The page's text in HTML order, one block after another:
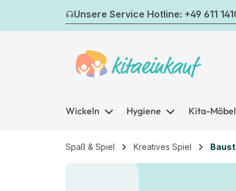
Hauptinhalt springen
Zur Suche springen
Zur Hauptnavigation springen
Unsere Service Hotline: +49 611
Wickeln Hygiene Kita-Möbel
Spaß & Spiel Kreatives Spiel